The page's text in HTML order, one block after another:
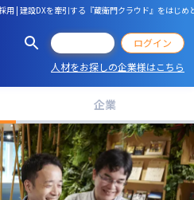
用 | 建設DXを牽引する『蔵衛門クラウド』をはじ
ログイン
人材をお探しの企業様はこちら
企業